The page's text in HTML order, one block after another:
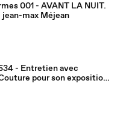
001 - AVANT LA NUIT.
Un film de jean-max Méjean
avec
pour son exposition
- RLHD.TV